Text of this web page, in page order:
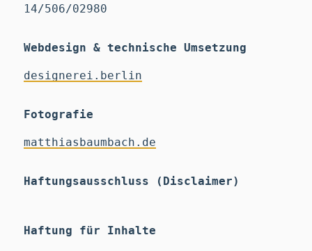
14/506/02980
Webdesign & technische Umsetzung
designerei.berlin
Fotografie
matthiasbaumbach.de
Haftungsausschluss (Disclaimer)
Haftung für Inhalte